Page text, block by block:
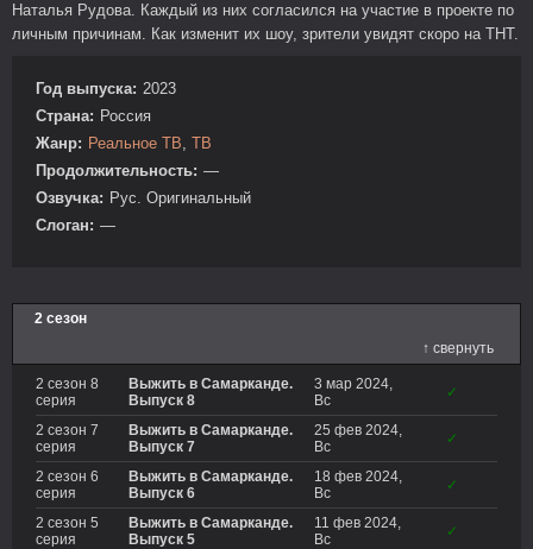
Наталья Рудова. Каждый из них согласился на участие в проекте по
личным причинам. Как изменит их шоу, зрители увидят скоро на ТНТ.
Год выпуска: 2023
Страна: Россия
Жанр: Реальное ТВ, ТВ
Продолжительность: —
Озвучка: Рус. Оригинальный
Слоган: —
2 сезон
↑ свернуть
2 сезон 8
серия
Выжить в Самарканде.
Выпуск 8
3 мар 2024,
Вс
✓
2 сезон 7
серия
Выжить в Самарканде.
Выпуск 7
25 фев 2024,
Вс
✓
2 сезон 6
серия
Выжить в Самарканде.
Выпуск 6
18 фев 2024,
Вс
✓
2 сезон 5
серия
Выжить в Самарканде.
Выпуск 5
11 фев 2024,
Вс
✓